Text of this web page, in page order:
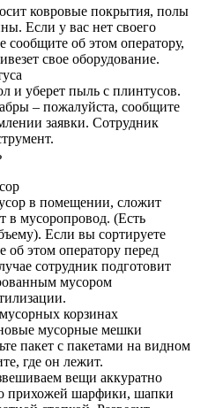
ковровые покрытия, полы
Если у вас нет своего
сообщите об этом оператору,
свое оборудование.
и уберет пыль с плинтусов.
– пожалуйста, сообщите
заявки. Сотрудник
в помещении, сложит
в мусоропровод. (Есть
Если вы сортируете
об этом оператору перед
сотрудник подготовит
мусором
корзинах
мусорные мешки
пакет с пакетами на видном
где он лежит.
вещи аккуратно
прихожей шарфики, шапки